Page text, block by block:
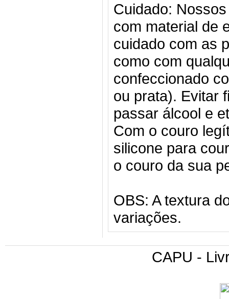
Cuidado:
com material de
cuidado com as
como com
confeccionado
ou prata). Evitar
passar álcool e
Com o couro
silicone para
o couro da sua
OBS: A textura
variações.
CAPU -